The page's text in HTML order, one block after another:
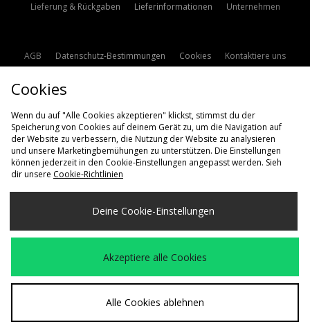
Lieferung & Rückgaben
Lieferinformationen Unternehmen
AGB Datenschutz-Bestimmungen Cookies
Kontaktiere uns
Lieferung Nach
Deutschland
Wir akzeptieren die folgenden Zahlungsmethoden
Besuchen Sie unsere Unternehmens-Website auf
Cookies
Wenn du auf "Alle Cookies akzeptieren" klickst, stimmst du der
Speicherung von Cookies auf deinem Gerät zu, um die Navigation auf
der Website zu verbessern, die Nutzung der Website zu analysieren
und unsere Marketingbemühungen zu unterstützen. Die Einstellungen
können jederzeit in den Cookie-Einstellungen angepasst werden. Sieh
dir unsere Cookie-Richtlinien
Deine Cookie-Einstellungen
Akzeptiere alle Cookies
Alle Cookies ablehnen